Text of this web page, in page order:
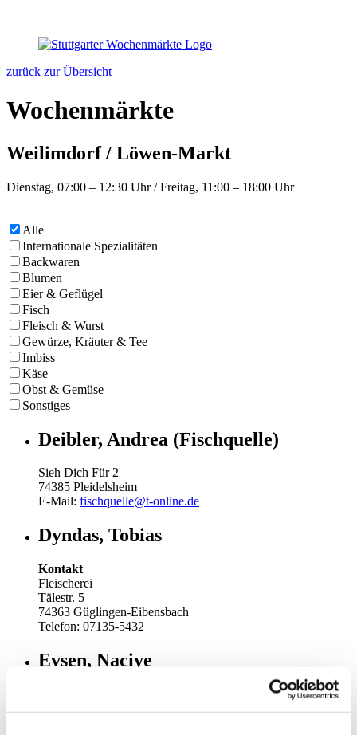
zurück zur Übersicht
Wochenmärkte
Weilimdorf / Löwen-Markt
Dienstag, 07:00 – 12:30 Uhr / Freitag, 11:00 – 18:00 Uhr
Alle
Internationale Spezialitäten
Backwaren
Blumen
Eier & Geflügel
Fisch
Fleisch & Wurst
Gewürze, Kräuter & Tee
Imbiss
Käse
Obst & Gemüse
Sonstiges
Deibler, Andrea (Fischquelle)
Sieh Dich Für 2
74385 Pleidelsheim
E-Mail: fischquelle@t-online.de
Dyndas, Tobias
Kontakt
Fleischerei
Tälestr. 5
74363 Güglingen-Eibensbach
Telefon: 07135-5432
Evsen, Naciye